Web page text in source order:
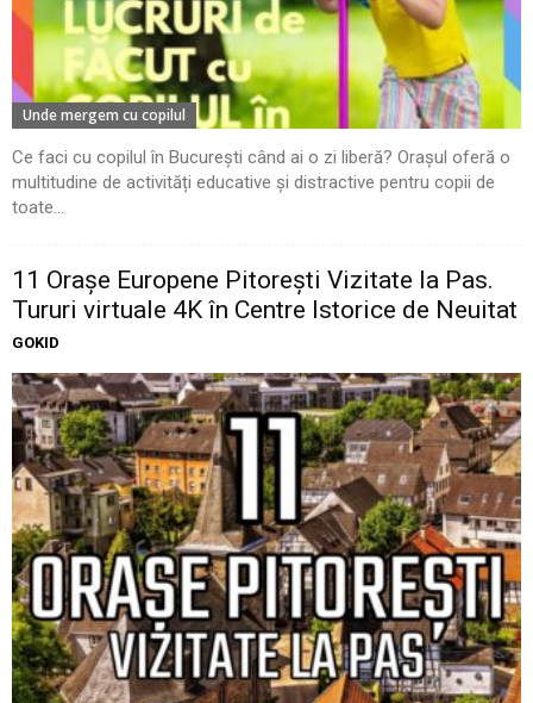
Unde mergem cu copilul
Ce faci cu copilul în București când ai o zi liberă? Orașul oferă o
multitudine de activități educative și distractive pentru copii de
toate...
11 Oraşe Europene Pitoreşti Vizitate la Pas.
Tururi virtuale 4K în Centre Istorice de Neuitat
GOKID